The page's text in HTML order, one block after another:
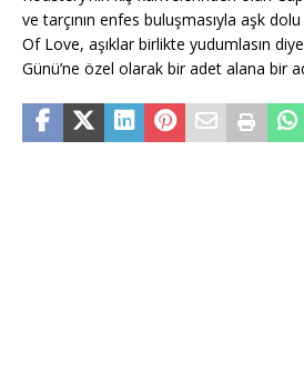
ve tarçının enfes buluşmasıyla aşk
Of Love, aşıklar birlikte yudumlasın
Günü’ne özel olarak bir adet alana bir